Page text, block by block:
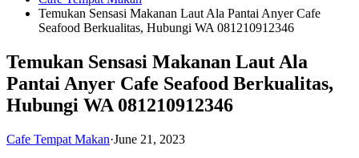
Temukan Sensasi Makanan Laut Ala Pantai Anyer Cafe
Seafood Berkualitas, Hubungi WA 081210912346
Temukan Sensasi Makanan Laut Ala
Pantai Anyer Cafe Seafood Berkualitas,
Hubungi WA 081210912346
Cafe Tempat Makan·June 21, 2023